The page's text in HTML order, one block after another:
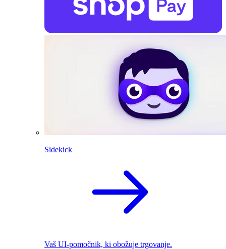
Sidekick
Vaš UI-pomočnik, ki obožuje trgovanje.